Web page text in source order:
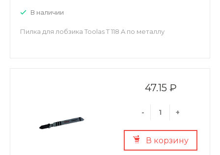
В наличии
Пилка для лобзика Toolas T 118 A по металлу
47.15 ₽
- +
В корзину